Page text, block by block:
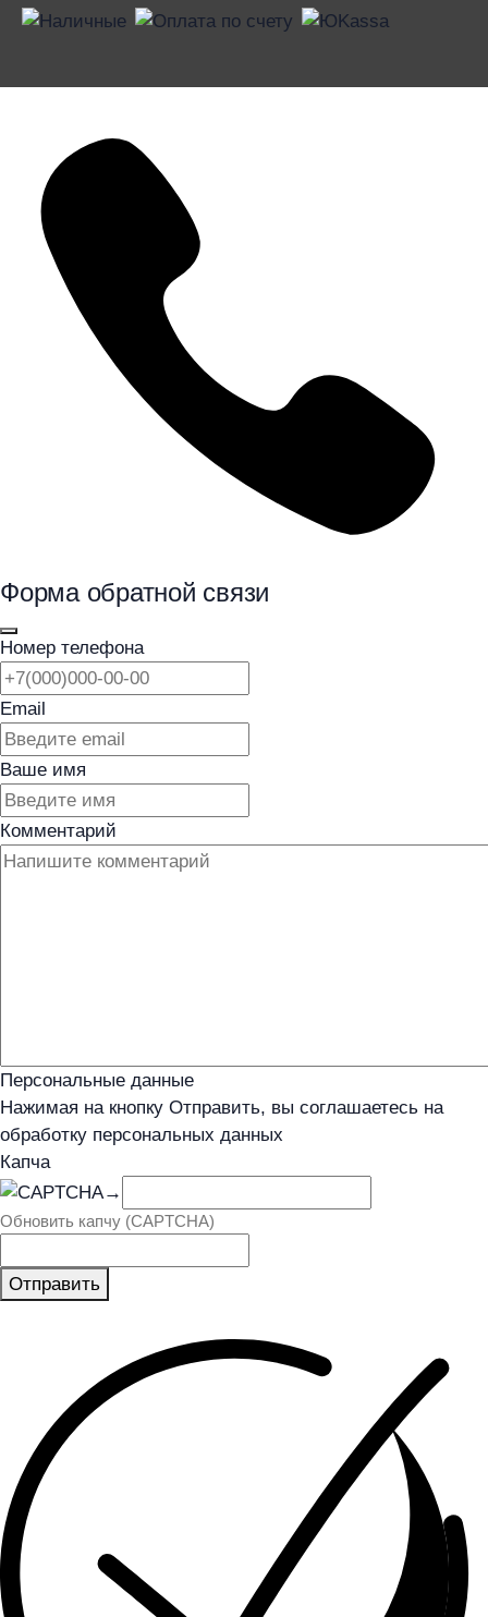
Форма обратной связи
Номер телефона
Email
Ваше имя
Комментарий
Персональные данные
Нажимая на кнопку Отправить, вы соглашаетесь на
обработку персональных данных
Капча
→
Обновить капчу (CAPTCHA)
Отправить